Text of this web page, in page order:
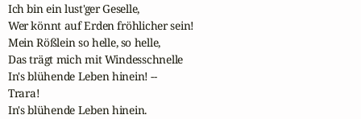
Ich bin ein lust'ger Geselle,
Wer könnt auf Erden fröhlicher sein!
Mein Rößlein so helle, so helle,
Das trägt mich mit Windesschnelle
In's blühende Leben hinein! --
Trara!
In's blühende Leben hinein.